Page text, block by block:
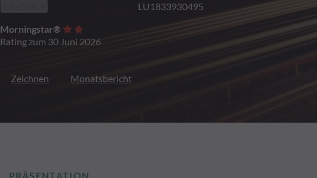
LU1833930495
Morningstar®
Rating zum 30 Juni 2026
Zeichnen Monatsbericht
PRÄSENTATION